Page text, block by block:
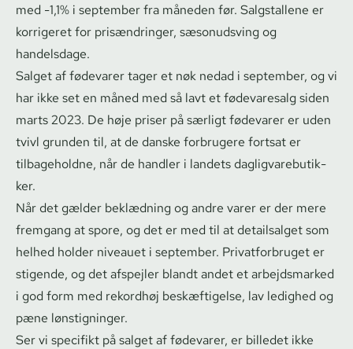
med -1,1% i september fra måneden før. Salgstallene er
korrigeret for prisændringer, sæsonudsving og
handelsdage.
Salget af fødevarer tager et nøk nedad i september, og vi
har ikke set en måned med så lavt et fødevaresalg siden
marts 2023. De høje priser på særligt fødevarer er uden
tvivl grunden til, at de danske forbrugere fortsat er
tilbageholdne, når de handler i landets dag­lig­va­re­bu­tik­
ker.
Når det gælder beklædning og andre varer er der mere
fremgang at spore, og det er med til at detailsalget som
helhed holder niveauet i september. Pri­vat­for­bru­get er
stigende, og det afspejler blandt andet et arbejdsmarked
i god form med rekordhøj beskæftigelse, lav ledighed og
pæne lønstigninger.
Ser vi specifikt på salget af fødevarer, er billedet ikke